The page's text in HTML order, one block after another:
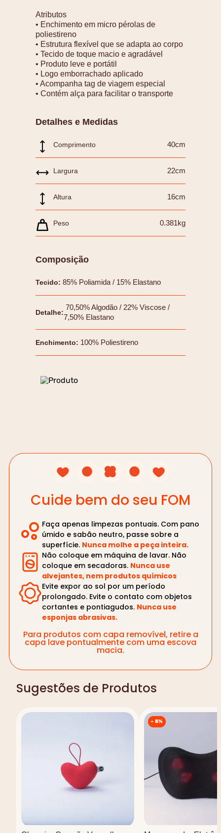
Atributos
• Enchimento em micro pérolas de
poliestireno
• Estrutura flexível que se adapta ao corpo
• Tecido de toque macio e agradável
• Produto leve e portátil
• Logo emborrachado aplicado
• Acompanha tag de viagem especial
• Contém alça para facilitar o transporte
Detalhes e Medidas
Comprimento 40cm
Largura 22cm
Altura 16cm
Peso 0.381kg
Composição
Tecido: 85% Poliamida / 15% Elastano
Detalhe:
70,50% Algodão / 22% Viscose /
7,50% Elastano
Enchimento: 100% Poliestireno
Cuide bem do seu FOM
Faça apenas limpezas pontuais. Com pano
úmido e sabão neutro, passe sobre a
superfície. Nunca molhe a peça inteira.
Não coloque em máquina de lavar. Não
coloque em secadoras. Nunca use
alvejantes, nem produtos químicos
Evite expor ao sol por um período
prolongado. Evite o contato com objetos
cortantes e pontiagudos. Nunca use
esponjas abrasivas.
Para produtos com capa removível, retire a
capa lave pontualmente com uma escova
macia.
Sugestões de Produtos
- 5%